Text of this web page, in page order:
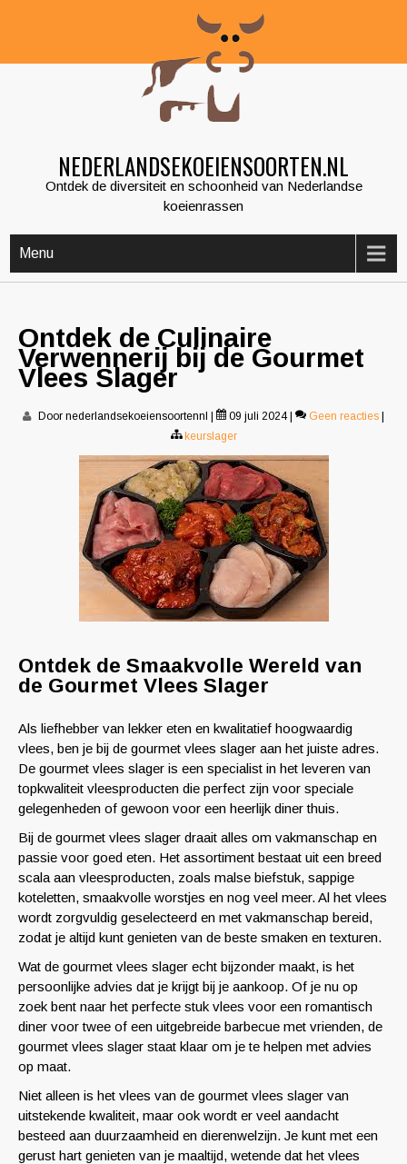
NEDERLANDSEKOEIENSOORTEN.NL
Ontdek de diversiteit en schoonheid van Nederlandse
koeienrassen
Menu
Ontdek de Culinaire
Verwennerij bij de Gourmet
Vlees Slager
Door nederlandsekoeiensoortennl 09 juli 2024 Geen reacties
keurslager
Ontdek de Smaakvolle Wereld van
de Gourmet Vlees Slager
Als liefhebber van lekker eten en kwalitatief hoogwaardig
vlees, ben je bij de gourmet vlees slager aan het juiste adres.
De gourmet vlees slager is een specialist in het leveren van
topkwaliteit vleesproducten die perfect zijn voor speciale
gelegenheden of gewoon voor een heerlijk diner thuis.
Bij de gourmet vlees slager draait alles om vakmanschap en
passie voor goed eten. Het assortiment bestaat uit een breed
scala aan vleesproducten, zoals malse biefstuk, sappige
koteletten, smaakvolle worstjes en nog veel meer. Al het vlees
wordt zorgvuldig geselecteerd en met vakmanschap bereid,
zodat je altijd kunt genieten van de beste smaken en texturen.
Wat de gourmet vlees slager echt bijzonder maakt, is het
persoonlijke advies dat je krijgt bij je aankoop. Of je nu op
zoek bent naar het perfecte stuk vlees voor een romantisch
diner voor twee of een uitgebreide barbecue met vrienden, de
gourmet vlees slager staat klaar om je te helpen met advies
op maat.
Niet alleen is het vlees van de gourmet vlees slager van
uitstekende kwaliteit, maar ook wordt er veel aandacht
besteed aan duurzaamheid en dierenwelzijn. Je kunt met een
gerust hart genieten van je maaltijd, wetende dat het vlees